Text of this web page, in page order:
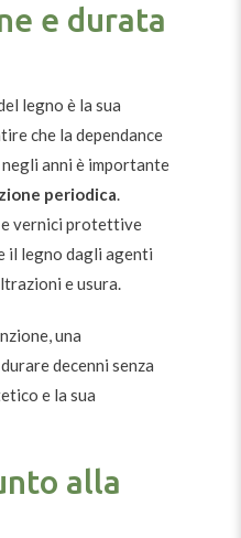
e durata
legno è la sua
che la dependance
anni è importante
periodica.
vernici protettive
il legno dagli agenti
e usura.
una
decenni senza
e la sua
alla